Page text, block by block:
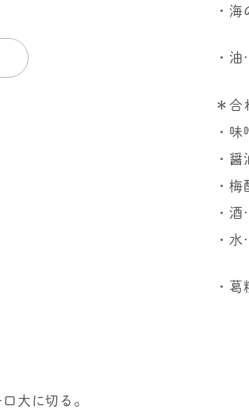
・
・
＊合
・
・
・
・
・
・
大に切る。